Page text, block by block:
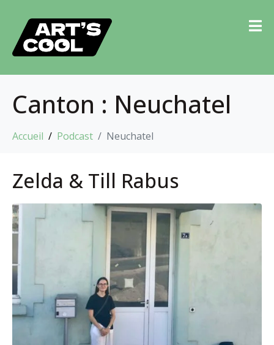
Canton : Neuchatel
Accueil Podcast Neuchatel
Zelda & Till Rabus